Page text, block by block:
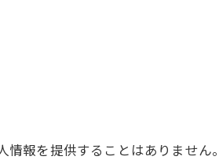
報を提供することはありません